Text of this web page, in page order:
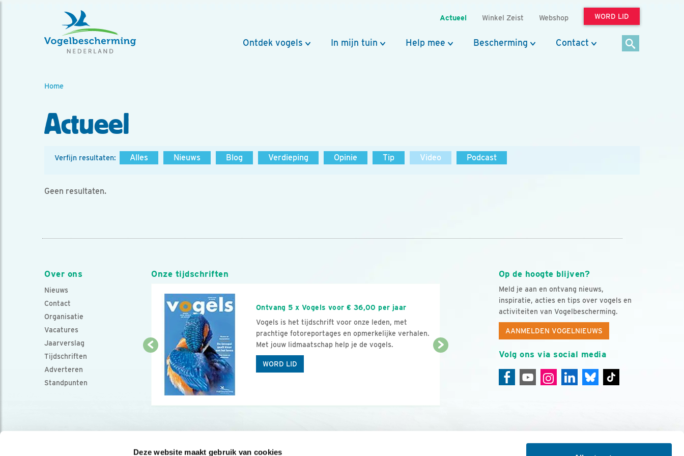
Deze website maakt gebruik van cookies
Actueel Winkel Zeist Webshop WORD LID
Ontdek vogels In mijn tuin Help mee Bescherming Contact
Home
Actueel
Verfijn resultaten: Alles Nieuws Blog Verdieping Opinie Tip Video Podcast
Geen resultaten.
Over ons
Nieuws
Contact
Organisatie
Vacatures
Jaarverslag
Tijdschriften
Adverteren
Standpunten
Op de hoogte blijven?
Meld je aan en ontvang nieuws,
inspiratie, acties en tips over vogels en
activiteiten van Vogelbescherming.
AANMELDEN VOGELNIEUWS
Volg ons via social media
Onze tijdschriften
Ontvang 5 x Vogels voor € 36,00 per jaar
Vogels is het tijdschrift voor onze leden, met
prachtige fotoreportages en opmerkelijke verhalen.
Met jouw lidmaatschap help je de vogels.
WORD LID